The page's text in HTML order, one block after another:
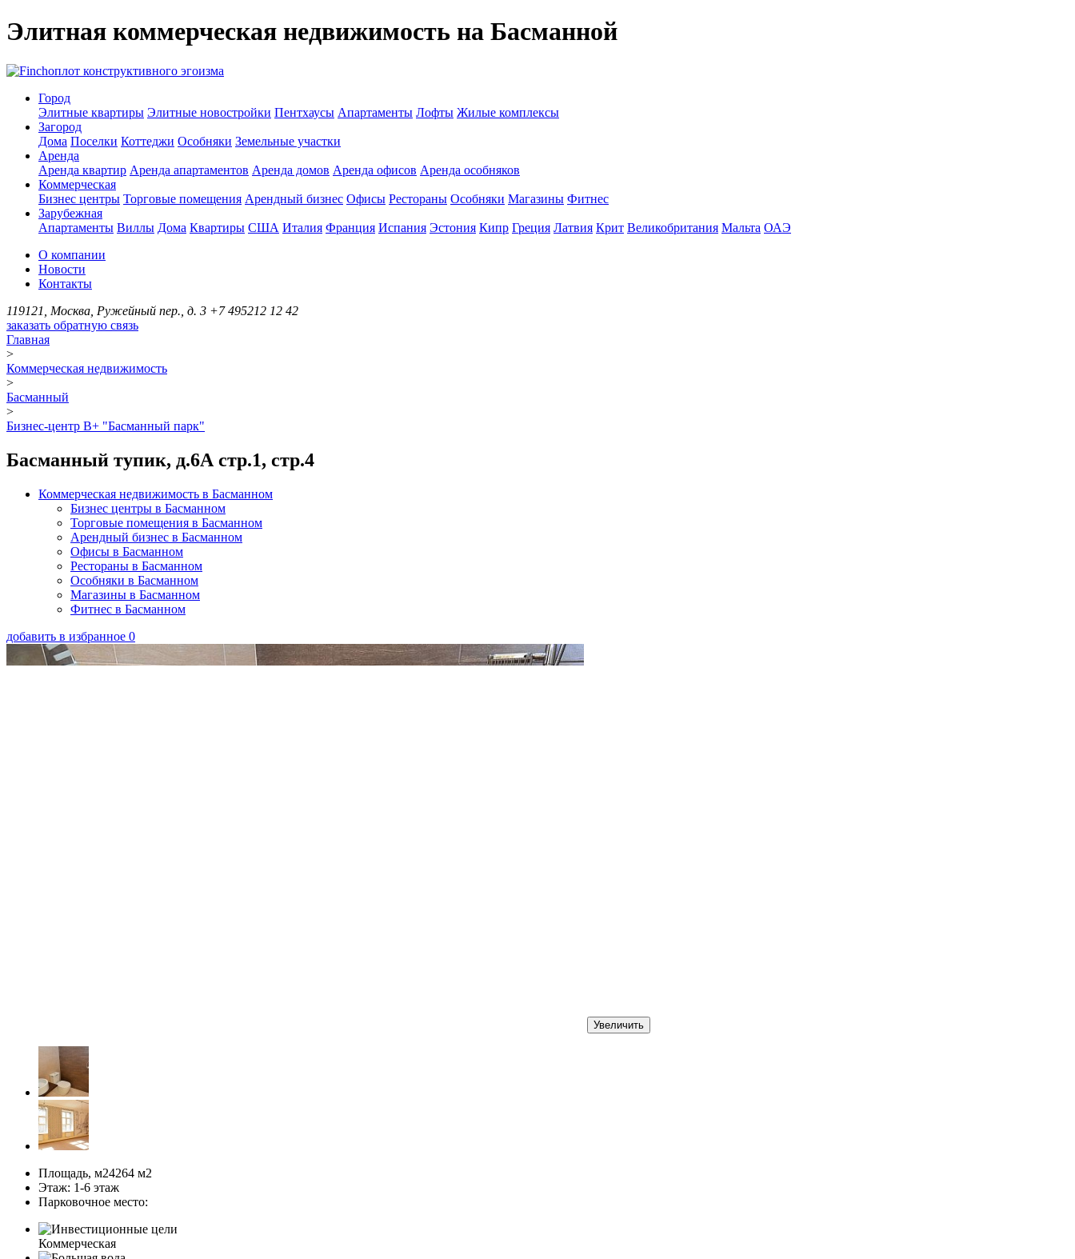
Элитная коммерческая недвижимость на Басманной
оплот конструктивного эгоизма
Город
Элитные квартиры Элитные новостройки Пентхаусы Апартаменты Лофты Жилые комплексы
Загород
Дома Поселки Коттеджи Особняки Земельные участки
Аренда
Аренда квартир Аренда апартаментов Аренда домов Аренда офисов Аренда особняков
Коммерческая
Бизнес центры Торговые помещения Арендный бизнес Офисы Рестораны Особняки Магазины Фитнес
Зарубежная
Апартаменты Виллы Дома Квартиры США Италия Франция Испания Эстония Кипр Греция Латвия Крит Великобритания Мальта ОАЭ
О компании
Новости
Контакты
119121, Москва, Ружейный пер., д. 3 +7 495212 12 42
заказать обратную связь
Главная
>
Коммерческая недвижимость
>
Басманный
>
Бизнес-центр В+ "Басманный парк"
Басманный тупик, д.6А стр.1, стр.4
Коммерческая недвижимость в Басманном
Бизнес центры в Басманном
Торговые помещения в Басманном
Арендный бизнес в Басманном
Офисы в Басманном
Рестораны в Басманном
Особняки в Басманном
Магазины в Басманном
Фитнес в Басманном
добавить в избранное 0
Увеличить
Площадь, м24264 м2
Этаж: 1-6 этаж
Парковочное место:
Коммерческая